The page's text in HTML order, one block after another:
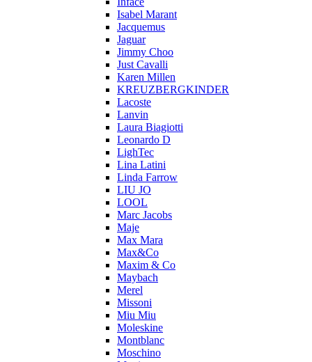
Isabel Marant
Jacquemus
Jaguar
Jimmy Choo
Just Cavalli
Karen Millen
KREUZBERGKINDER
Lacoste
Lanvin
Laura Biagiotti
Leonardo D
LighTec
Lina Latini
Linda Farrow
LIU JO
LOOL
Marc Jacobs
Maje
Max Mara
Max&Co
Maxim & Co
Maybach
Merel
Missoni
Miu Miu
Moleskine
Montblanc
Moschino